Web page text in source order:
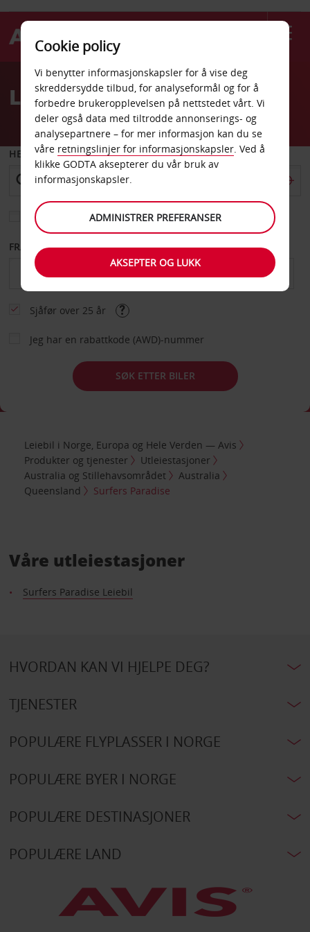
Welcome
AvisLeiebil Surfers Paradise
HENT FRA
Velg et annet leveringssted
FRA DATO TIL DATO
Sjåfør over 25 år
Jeg har en rabattkode (AWD)-nummer
SØK ETTER BILER
Leiebil i Norge, Europa og Hele Verden — Avis
Produkter og tjenester
Utleiestasjoner
Australia og Stillehavsområdet
Australia
Queensland
Surfers Paradise
Våre utleiestasjoner
Surfers Paradise Leiebil
HVORDAN KAN VI HJELPE DEG?
TJENESTER
POPULÆRE FLYPLASSER I NORGE
POPULÆRE BYER I NORGE
POPULÆRE DESTINASJONER
POPULÆRE LAND
Cookie policy
Vi benytter informasjonskapsler for å vise deg
skreddersydde tilbud, for analyseformål og for å
forbedre brukeropplevelsen på nettstedet vårt. Vi
deler også data med tiltrodde annonserings- og
analysepartnere – for mer informasjon kan du se
våre retningslinjer for informasjonskapsler. Ved å
klikke GODTA aksepterer du vår bruk av
informasjonskapsler.
ADMINISTRER PREFERANSER
AKSEPTER OG LUKK